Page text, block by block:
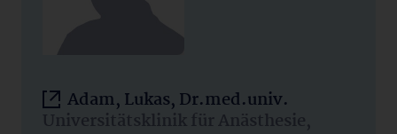
Adam, Lukas, Dr.med.univ.
Universitätsklinik für Anästhesie,